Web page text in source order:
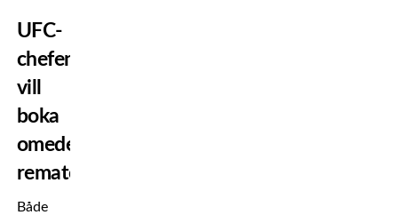
UFC-
chefen
vill
boka
omedelbar
rematch
Både